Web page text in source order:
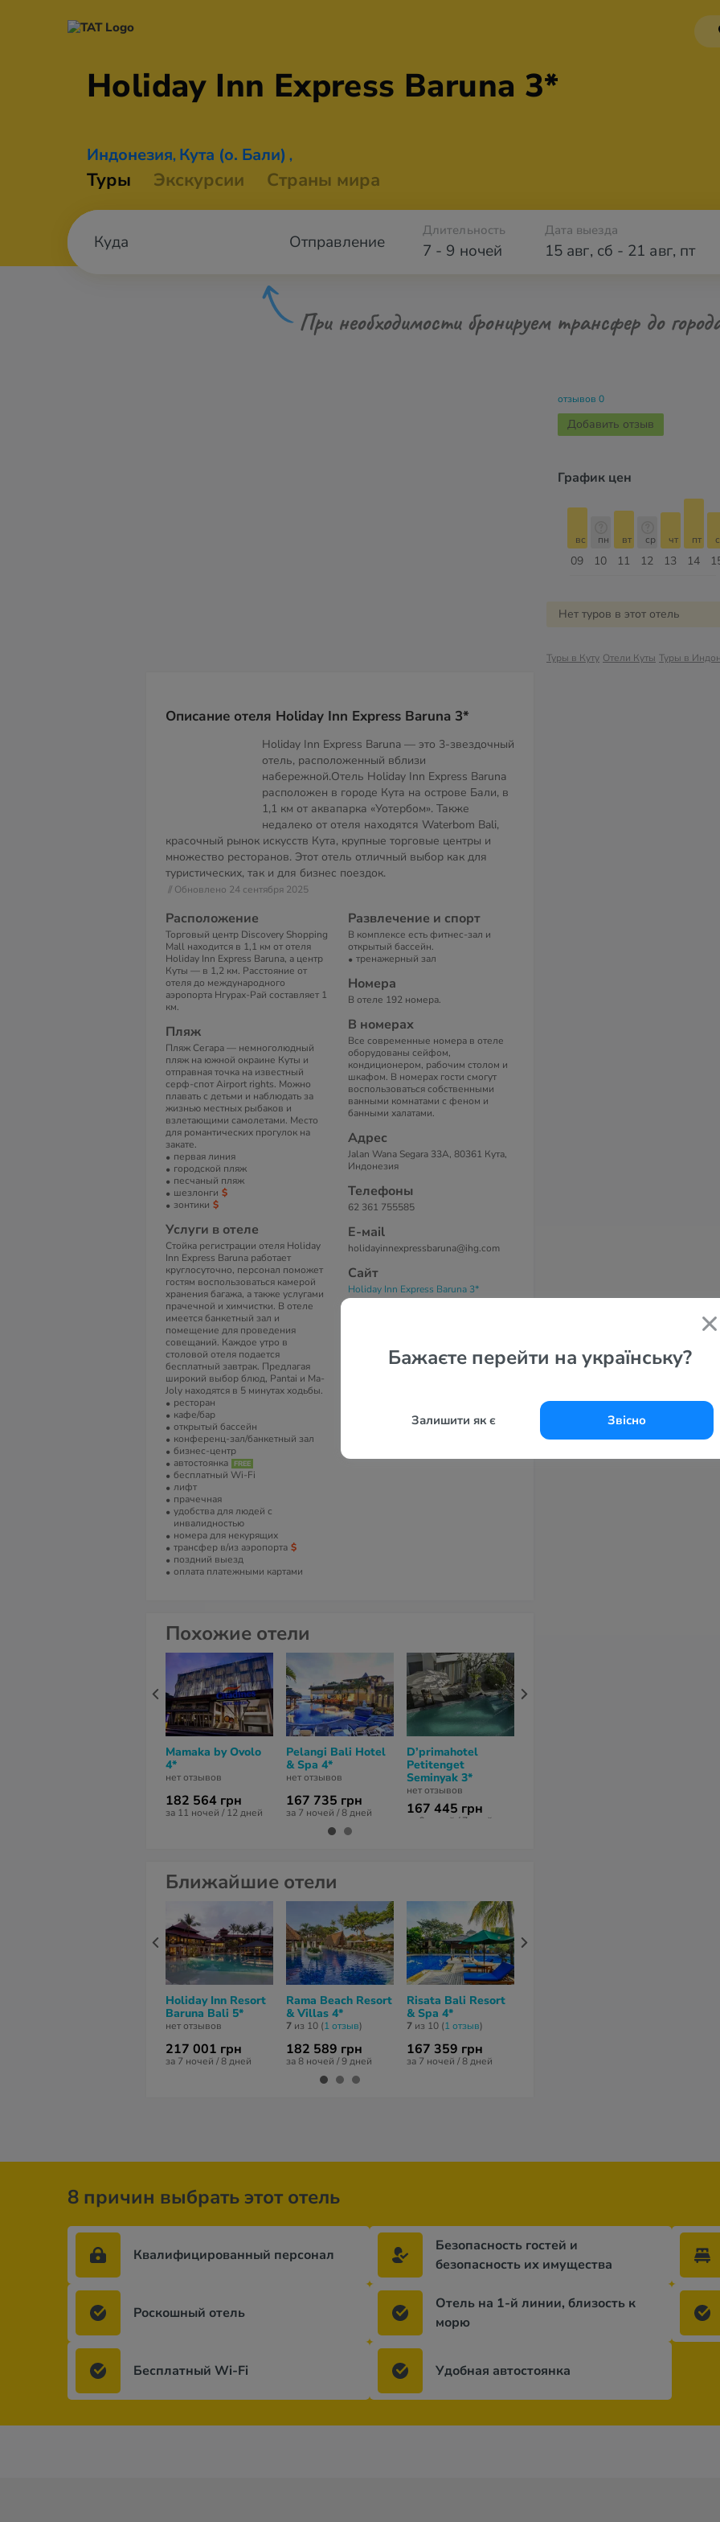
Бажаєте перейти на українську?
Залишити як є Звісно
Holiday Inn Express Baruna 3*
Индонезия, Кута (о. Бали) ,
Туры Экскурсии Страны мира
Отправление 7 - 9 ночей
Длительность Дата выезда
15 авг, сб - 21 авг, пт
При необходимости бронируем трансфер до
Описание отеля Holiday Inn Express Baruna 3*
Holiday Inn Express Baruna — это 3-звездочный
отель, расположенный вблизи
набережной.Отель Holiday Inn Express Baruna
расположен в городе Кута на острове Бали, в
1,1 км от аквапарка «Уотербом». Также
недалеко от отеля находятся Waterbom Bali,
красочный рынок искусств Кута, крупные торговые центры и
множество ресторанов. Этот отель отличный выбор как для
туристических, так и для бизнес поездок.
// Обновлено 24 сентября 2025
Расположение
Торговый центр Discovery Shopping
Mall находится в 1,1 км от отеля
Holiday Inn Express Baruna, а центр
Куты — в 1,2 км. Расстояние от
отеля до международного
аэропорта Нгурах-Рай составляет 1
км.
Пляж
Пляж Сегара — немноголюдный
пляж на южной окраине Куты и
отправная точка на известный
серф-спот Airport rights. Можно
плавать с детьми и наблюдать за
жизнью местных рыбаков и
взлетающими самолетами. Место
для романтических прогулок на
закате.
первая линия
городской пляж
песчаный пляж
шезлонги
зонтики
Услуги в отеле
Стойка регистрации отеля Holiday
Inn Express Baruna работает
круглосуточно, персонал поможет
гостям воспользоваться камерой
хранения багажа, а также услугами
прачечной и химчистки. В отеле
имеется банкетный зал и
помещение для проведения
совещаний. Каждое утро в
столовой отеля подается
бесплатный завтрак. Предлагая
широкий выбор блюд, Pantai и Ma-
Joly находятся в 5 минутах ходьбы.
ресторан
кафе/бар
открытый бассейн
конференц-зал/банкетный зал
бизнес-центр
автостоянка
бесплатный Wi-Fi
лифт
прачечная
удобства для людей с
инвалидностью
номера для некурящих
трансфер в/из аэропорта
поздний выезд
оплата платежными картами
Развлечение и спорт
В комплексе есть фитнес-зал и
открытый бассейн.
тренажерный зал
Номера
В отеле 192 номера.
В номерах
Все современные номера в отеле
оборудованы сейфом,
кондиционером, рабочим столом и
шкафом. В номерах гости смогут
воспользоваться собственными
ванными комнатами с феном и
банными халатами.
Адрес
Jalan Wana Segara 33A, 80361 Кута,
Индонезия
Телефоны
62 361 755585
Е-маil
holidayinnexpressbaruna@ihg.com
Сайт
Holiday Inn Express Baruna 3*
отзывов 0
Добавить отзыв
График цен
09
вс
10
пн
11
вт
12
ср
13
чт
14
пт
Нет туров в этот отель
Туры в Куту Отели Куты Туры в
Похожие отели
Mamaka by Ovolo
4*
нет отзывов
182 564 грн
за 11 ночей / 12 дней
Pelangi Bali Hotel
& Spa 4*
нет отзывов
167 735 грн
за 7 ночей / 8 дней
D’primahotel
Petitenget
Seminyak 3*
нет отзывов
167 445 грн
за 6 ночей / 7 дней
Ближайшие отели
Holiday Inn Resort
Baruna Bali 5*
нет отзывов
217 001 грн
за 7 ночей / 8 дней
Rama Beach Resort
& Villas 4*
7 из 10 (1 отзыв)
182 589 грн
за 8 ночей / 9 дней
Risata Bali Resort
& Spa 4*
7 из 10 (1 отзыв)
167 359 грн
за 7 ночей / 8 дней
8 причин выбрать этот отель
Квалифицированный персонал
Безопасность гостей и
безопасность их имущества
Роскошный отель
Отель на 1-й линии, близость к
морю
Бесплатный Wi-Fi Удобная автостоянка